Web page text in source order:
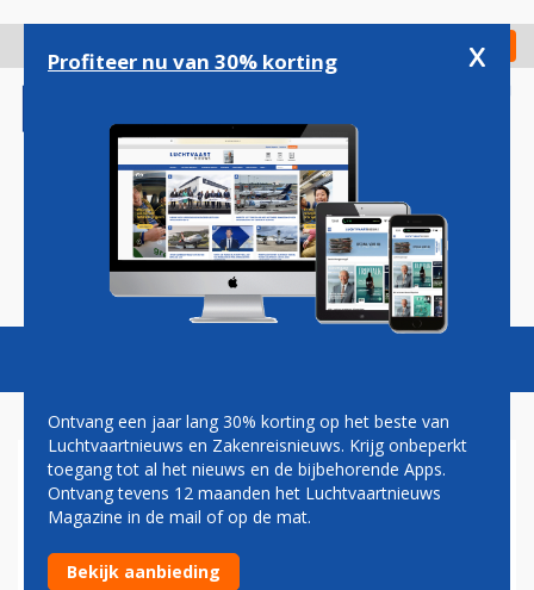
gaan
Check in
Magazine Podcasts Vacatures
VAKANTIESTAKING
CABINEPERSONEEL EASYJET
VAN DE BAAN
Profiteer nu van 30% korting x
Ontvang een jaar lang 30% korting op het beste van
Luchtvaartnieuws en Zakenreisnieuws. Krijg onbeperkt
toegang tot al het nieuws en de bijbehorende Apps.
Ontvang tevens 12 maanden het Luchtvaartnieuws
Magazine in de mail of op de mat.
Bekijk aanbieding